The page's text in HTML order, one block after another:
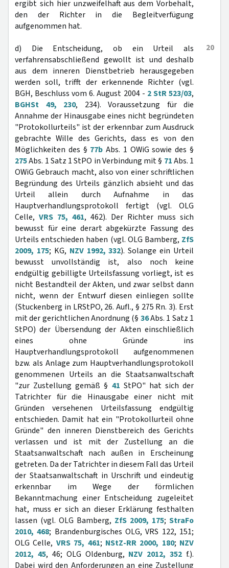
ergibt sich hier unzweifelhaft aus dem Vorbehalt,
den der Richter in die Begleitverfügung
aufgenommen hat.
20
d) Die Entscheidung, ob ein Urteil als
verfahrensabschließend gewollt ist und deshalb
aus dem inneren Dienstbetrieb herausgegeben
werden soll, trifft der erkennende Richter (vgl.
BGH, Beschluss vom 6. August 2004 - 2 StR 523/03,
BGHSt 49, 230, 234). Voraussetzung für die
Annahme der Hinausgabe eines nicht begründeten
"Protokollurteils" ist der erkennbar zum Ausdruck
gebrachte Wille des Gerichts, dass es von den
Möglichkeiten des § 77b Abs. 1 OWiG sowie des §
275Abs. 1 Satz 1 StPO in Verbindung mit § 71Abs. 1
OWiG Gebrauch macht, also von einer schriftlichen
Begründung des Urteils gänzlich absieht und das
Urteil allein durch Aufnahme in das
Hauptverhandlungsprotokoll fertigt (vgl. OLG
Celle, VRS 75, 461, 462). Der Richter muss sich
bewusst für eine derart abgekürzte Fassung des
Urteils entschieden haben (vgl. OLG Bamberg, ZfS
2009, 175; KG, NZV 1992, 332). Solange ein Urteil
bewusst unvollständig ist, also noch keine
endgültig gebilligte Urteilsfassung vorliegt, ist es
nicht Bestandteil der Akten, und zwar selbst dann
nicht, wenn der Entwurf diesen einliegen sollte
(Stuckenberg in LRStPO, 26. Aufl., § 275 Rn. 3). Erst
mit der gerichtlichen Anordnung (§ 36Abs. 1 Satz 1
StPO) der Übersendung der Akten einschließlich
eines ohne Gründe ins
Hauptverhandlungsprotokoll aufgenommenen
bzw. als Anlage zum Hauptverhandlungsprotokoll
genommenen Urteils an die Staatsanwaltschaft
"zur Zustellung gemäß § 41 StPO" hat sich der
Tatrichter für die Hinausgabe einer nicht mit
Gründen versehenen Urteilsfassung endgültig
entschieden. Damit hat ein "Protokollurteil ohne
Gründe" den inneren Dienstbereich des Gerichts
verlassen und ist mit der Zustellung an die
Staatsanwaltschaft nach außen in Erscheinung
getreten. Da der Tatrichter in diesem Fall das Urteil
der Staatsanwaltschaft in Urschrift und eindeutig
erkennbar im Wege der förmlichen
Bekanntmachung einer Entscheidung zugeleitet
hat, muss er sich an dieser Erklärung festhalten
lassen (vgl. OLG Bamberg, ZfS 2009, 175; StraFo
2010, 468; Brandenburgisches OLG, VRS 122, 151;
OLG Celle, VRS 75, 461; NStZ-RR 2000, 180; NZV
2012, 45, 46; OLG Oldenburg, NZV 2012, 352 f.).
Dabei wird den Anforderungen an eine Zustellung